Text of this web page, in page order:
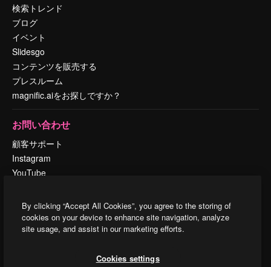
検索トレンド
ブログ
イベント
Slidesgo
コンテンツを販売する
プレスルーム
magnific.aiをお探しですか？
お問い合わせ
顧客サポート
Instagram
YouTube
TikTok
Discord
By clicking “Accept All Cookies”, you agree to the storing of
cookies on your device to enhance site navigation, analyze
site usage, and assist in our marketing efforts.
Cookies settings